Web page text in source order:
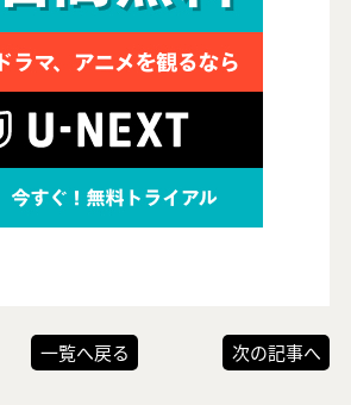
一覧へ戻る 次の記事へ